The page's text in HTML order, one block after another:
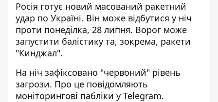
Росія готує новий масований ракетний
удар по Україні. Він може відбутися у ніч
проти понеділка, 28 липня. Ворог може
запустити балістику та, зокрема, ракети
"Кинджал".
На ніч зафіксовано "червоний" рівень
загрози. Про це повідомляють
моніторингові пабліки у Telegram.